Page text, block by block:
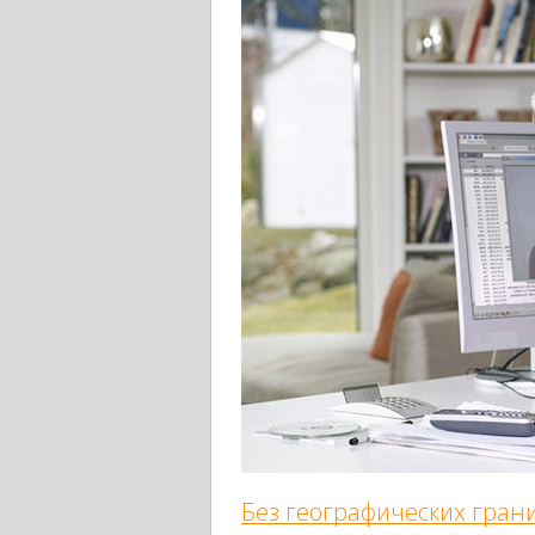
Без географических